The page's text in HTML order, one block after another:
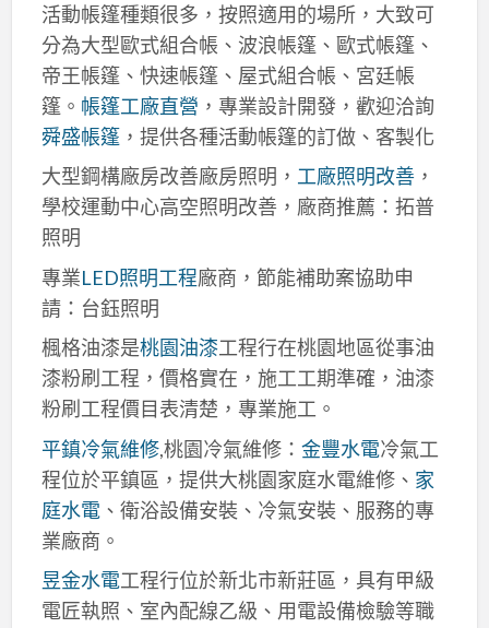
活動帳篷種類很多，按照適用的場所，大致可
分為大型歐式組合帳、波浪帳篷、歐式帳篷、
帝王帳篷、快速帳篷、屋式組合帳、宮廷帳
篷。 帳篷工廠直營 ，專業設計開發，歡迎洽詢
舜盛帳篷，提供各種活動帳篷的訂做、客製化
大型鋼構廠房改善廠房照明， 工廠照明改善，
學校運動中心高空照明改善，廠商推薦：拓普
照明
專業LED照明工程廠商，節能補助案協助申
請：台鈺照明
楓格油漆是桃園油漆工程行在桃園地區從事油
漆粉刷工程，價格實在，施工工期準確，油漆
粉刷工程價目表清楚，專業施工。
平鎮冷氣維修,桃園冷氣維修： 金豐水電冷氣工
程位於平鎮區，提供大桃園家庭水電維修、 家
庭水電、衛浴設備安裝、冷氣安裝、服務的專
業廠商。
昱金水電工程行位於新北市新莊區，具有甲級
電匠執照、室內配線乙級、用電設備檢驗等職